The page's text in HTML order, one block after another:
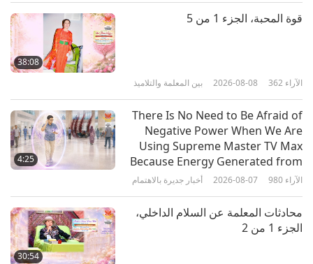
والحيوانات، الجزء 1 من 2
تورتيليني إيطالي نباتي (فيغان) مع
العدس والسيتان وحشوة جبنة الكاجو
النباتية (فيغان) في مرق الخضار
وجبات إندونيسية تقليدية بنكهة الباندان
38:08
قوة المحبة، الجزء 1 من 5
بين المعلمة والتلاميذ 2026-08-08 362 الآراء
4:25
There Is No Need to Be Afraid of
Negative Power When We Are
Using Supreme Master TV Max
Because Energy Generated from
It Is Far More Powerful than Any
أخبار جديرة بالاهتمام 2026-08-07 980 الآراء
30:54
محادثات المعلمة عن السلام الداخلي،
الجزء 1 من 2